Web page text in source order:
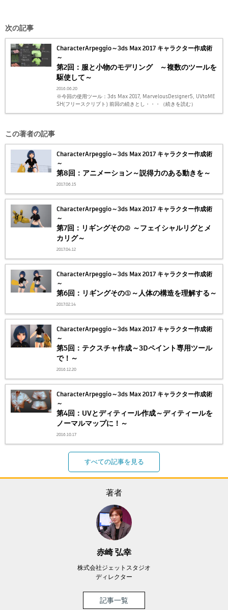
次の記事
CharacterArpeggio～3ds Max 2017 キャラクター作成術
～
第2回：服と小物のモデリング ～複数のツールを
駆使して～
2016.06.20
※今回の使用ツール：3ds Max 2017, MarvelousDesigner5, UVtoME
SH(フリースクリプト) 前回の続きとし・・・（続きを読む）
この著者の記事
CharacterArpeggio～3ds Max 2017 キャラクター作成術
～
第8回：アニメーション～説得力のある動きを～
2017.06.15
CharacterArpeggio～3ds Max 2017 キャラクター作成術
～
第7回：リギングその② ～フェイシャルリグとメ
カリグ～
2017.04.12
CharacterArpeggio～3ds Max 2017 キャラクター作成術
～
第6回：リギングその①～人体の構造を理解する～
2017.02.14
CharacterArpeggio～3ds Max 2017 キャラクター作成術
～
第5回：テクスチャ作成～3Dペイント専用ツール
で！～
2016.12.20
CharacterArpeggio～3ds Max 2017 キャラクター作成術
～
第4回：UVとディティール作成～ディティールを
ノーマルマップに！～
2016.10.17
すべての記事を見る
著者
赤崎 弘幸
株式会社ジェットスタジオ
ディレクター
記事一覧